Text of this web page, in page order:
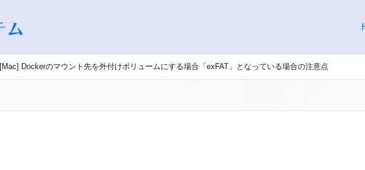
[Mac] Dockerのマウント先を外付けボリュームにする場合「exFAT」となっている場合の注意点